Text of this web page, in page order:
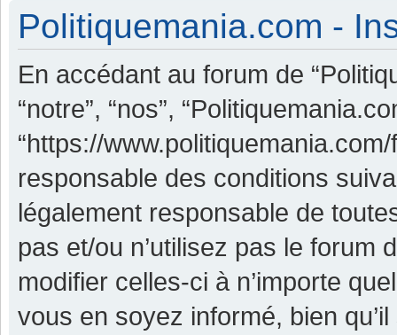
Politiquemania.com -
En accédant au forum de
“notre”, “nos”,
“https://
responsable des conditions
légalement responsable de
pas et/ou n’utilisez pas le forum
modifier celles-ci à n’importe
vous en soyez informé, bien